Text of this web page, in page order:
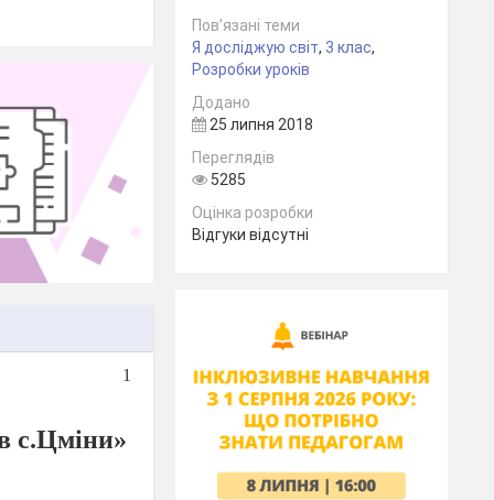
1
с.Цміни»
Пов’язані теми
Я досліджую світ, 3 клас,
Розробки уроків
Додано
25 липня 2018
Переглядів
5285
Оцінка розробки
Відгуки відсутні